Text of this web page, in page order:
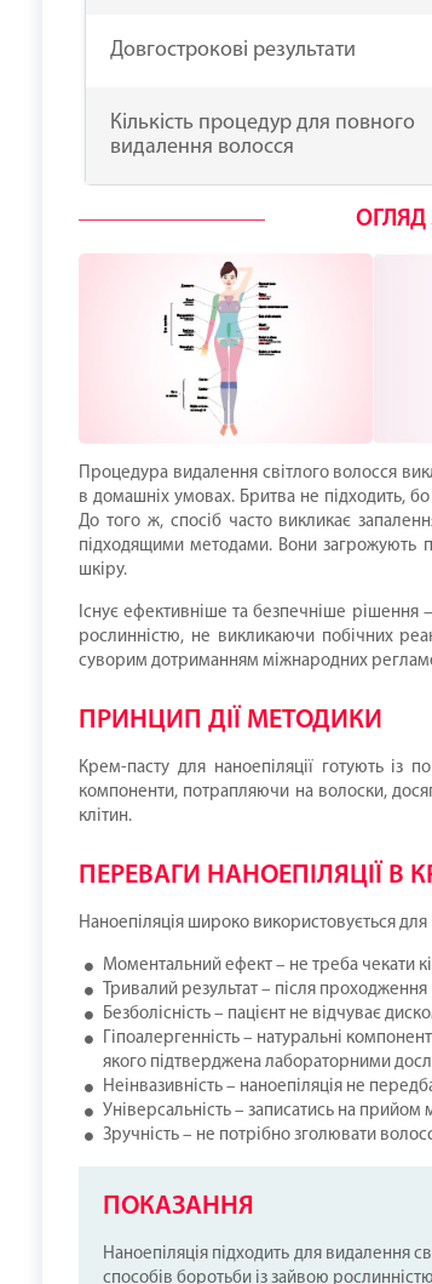
Довгострокові результати
Кількість процедур для повного
видалення волосся
ОГЛЯД
Процедура видалення світлого волосся
в домашніх умовах. Бритва не підходить,
До того ж, спосіб часто викликає
підходящими методами. Вони загрожують
шкіру.
Існує ефективніше та безпечніше рішення
рослинністю, не викликаючи побічних
суворим дотриманням міжнародних
ПРИНЦИП ДІЇ МЕТОДИКИ
Крем-пасту для наноепіляції готують із
компоненти, потрапляючи на волоски,
клітин.
ПЕРЕВАГИ НАНОЕПІЛЯЦІЇ
Наноепіляція широко використовується
Моментальний ефект – не треба чекати
Тривалий результат – після
Безболісність – пацієнт не відчуває
Гіпоалергенність – натуральні
якого підтверджена лабораторними
Неінвазивність – наноепіляція не
Універсальність – записатись на
Зручність – не потрібно зголювати
ПОКАЗАННЯ
Наноепіляція підходить для видалення
способів боротьби із зайвою